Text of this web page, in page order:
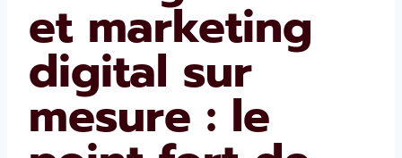
et marketing
digital sur
mesure : le